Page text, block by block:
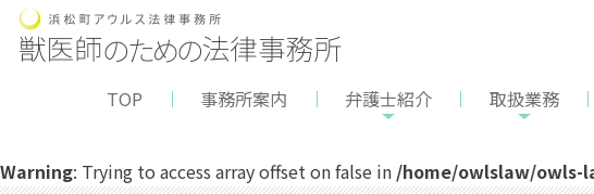
Warning: Trying to access array offset on false in /home/owlslaw/
TOP 事務所案内 弁護士紹介 取扱業務